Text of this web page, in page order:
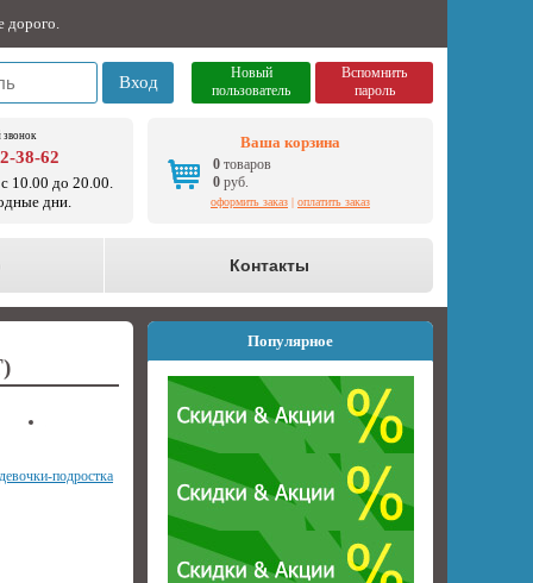
дорого.
Вход
Новый
пользователь
Вспомнить
пароль
звонок
38-62
10.00 до 20.00.
дни.
Ваша корзина
0 товаров
0 руб.
оформить заказ | оплатить заказ
Контакты
подростка
Популярное